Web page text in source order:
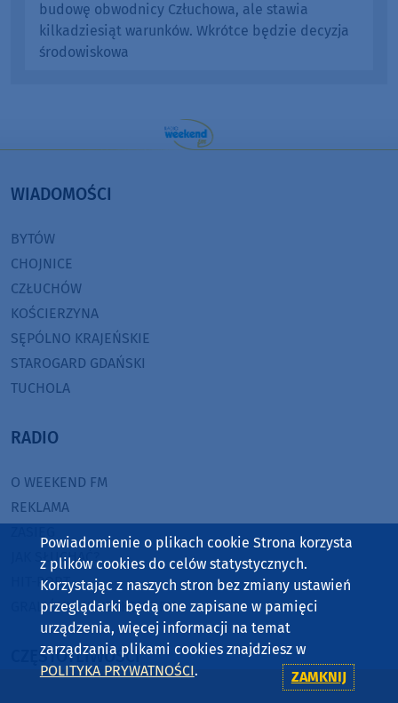
budowę obwodnicy Człuchowa, ale stawia
kilkadziesiąt warunków. Wkrótce będzie decyzja
środowiskowa
WIADOMOŚCI
BYTÓW
CHOJNICE
CZŁUCHÓW
KOŚCIERZYNA
SĘPÓLNO KRAJEŃSKIE
STAROGARD GDAŃSKI
TUCHOLA
RADIO
O WEEKEND FM
REKLAMA
JAK SŁUCHAĆ?
HIT-PORT
GRALIŚMY W WEEKEND FM
CZĘSTOTLIWOŚCI
Powiadomienie o plikach cookie Strona korzysta
z plików cookies do celów statystycznych.
Korzystając z naszych stron bez zmiany ustawień
przeglądarki będą one zapisane w pamięci
urządzenia, więcej informacji na temat
zarządzania plikami cookies znajdziesz w
POLITYKA PRYWATNOŚCI. ZAMKNIJ